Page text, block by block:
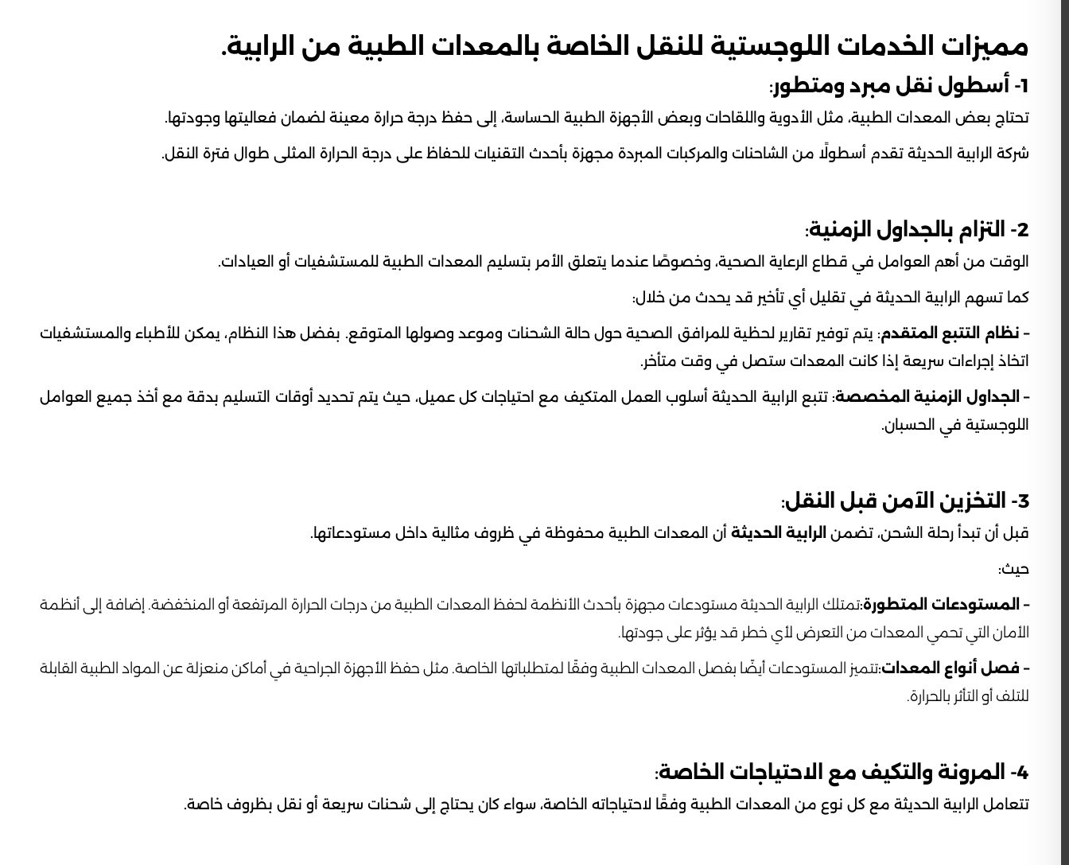
مميزات الخدمات اللوجستية للنقل الخاصة بالمعدات الطبية من الرابية.
1- أسطول نقل مبرد ومتطور :
تحتاج بعض المعدات الطبية، مثل الأدوية واللقاحات وبعض الأجهزة الطبية الحساسة، إلى حفظ درجة حرارة معينة لضمان فعاليتها وجودتها.
شركة الرابية الحديثة تقدم أسطولًا من الشاحنات والمركبات المبردة مجهزة بأحدث التقنيات للحفاظ على درجة الحرارة المثلى طوال فترة النقل.
2- التزام بالجداول الزمنية :
الوقت من أهم العوامل في قطاع الرعاية الصحية، وخصوصًا عندما يتعلق الأمر بتسليم المعدات الطبية للمستشفيات أو العيادات.
كما تسهم الرابية الحديثة في تقليل أي تأخير قد يحدث من خلال:
– نظام التتبع المتقدم: يتم توفير تقارير لحظية للمرافق الصحية حول حالة الشحنات وموعد وصولها المتوقع. بفضل هذا النظام، يمكن للأطباء والمستشفيات
اتخاذ إجراءات سريعة إذا كانت المعدات ستصل في وقت متأخر.
– الجداول الزمنية المخصصة: تتبع الرابية الحديثة أسلوب العمل المتكيف مع احتياجات كل عميل، حيث يتم تحديد أوقات التسليم بدقة مع أخذ جميع العوامل
اللوجستية في الحسبان.
3- التخزين الآمن قبل النقل :
قبل أن تبدأ رحلة الشحن، تضمن الرابية الحديثة أن المعدات الطبية محفوظة في ظروف مثالية داخل مستودعاتها.
حيث:
– المستودعات المتطورة:تمتلك الرابية الحديثة مستودعات مجهزة بأحدث الأنظمة لحفظ المعدات الطبية من درجات الحرارة المرتفعة أو المنخفضة. إضافة إلى أنظمة
الأمان التي تحمي المعدات من التعرض لأي خطر قد يؤثر على جودتها.
– فصل أنواع المعدات:تتميز المستودعات أيضًا بفصل المعدات الطبية وفقًا لمتطلباتها الخاصة. مثل حفظ الأجهزة الجراحية في أماكن منعزلة عن المواد الطبية القابلة
للتلف أو التأثر بالحرارة.
4- المرونة والتكيف مع الاحتياجات الخاصة :
تتعامل الرابية الحديثة مع كل نوع من المعدات الطبية وفقًا لاحتياجاته الخاصة، سواء كان يحتاج إلى شحنات سريعة أو نقل بظروف خاصة.